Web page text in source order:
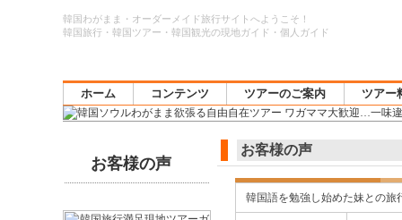
韓国わがまま・オーダーメイド旅行サイトへようこそ！
韓国旅行・韓国ツアー・韓国観光の現地ガイド・個人ガイド
ホーム コンテンツ ツアーのご案内 ツアー
お客様の声
お客様の声
韓国語を勉強し始めた妹との旅